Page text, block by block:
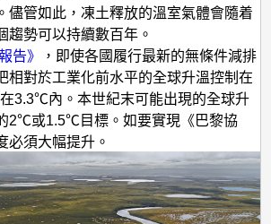
儘管如此，凍土釋放的溫室氣體會隨着
趨勢可以持續數百年。
告》
，即使各國履行最新的無條件減排
相對於工業化前水平的全球升溫控制在
3.3℃內。本世紀末可能出現的全球升
2℃或1.5℃目標。如要實現《巴黎協
必須大幅提升。